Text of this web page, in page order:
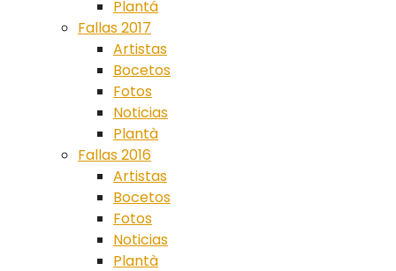
Plantá
Fallas 2017
Artistas
Bocetos
Fotos
Noticias
Plantà
Fallas 2016
Artistas
Bocetos
Fotos
Noticias
Plantà